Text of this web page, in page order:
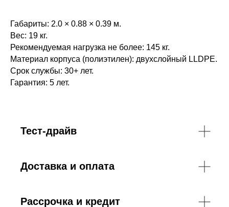
Габариты: 2.0 × 0.88 × 0.39 м.
Вес: 19 кг.
Рекомендуемая нагрузка не более: 145 кг.
Материал корпуса (полиэтилен): двухслойный LLDPE.
Срок службы: 30+ лет.
Гарантия: 5 лет.
Тест-драйв
Доставка и оплата
Рассрочка и кредит